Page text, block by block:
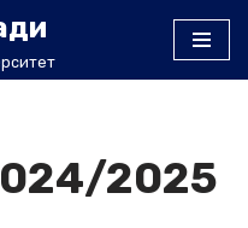
2025